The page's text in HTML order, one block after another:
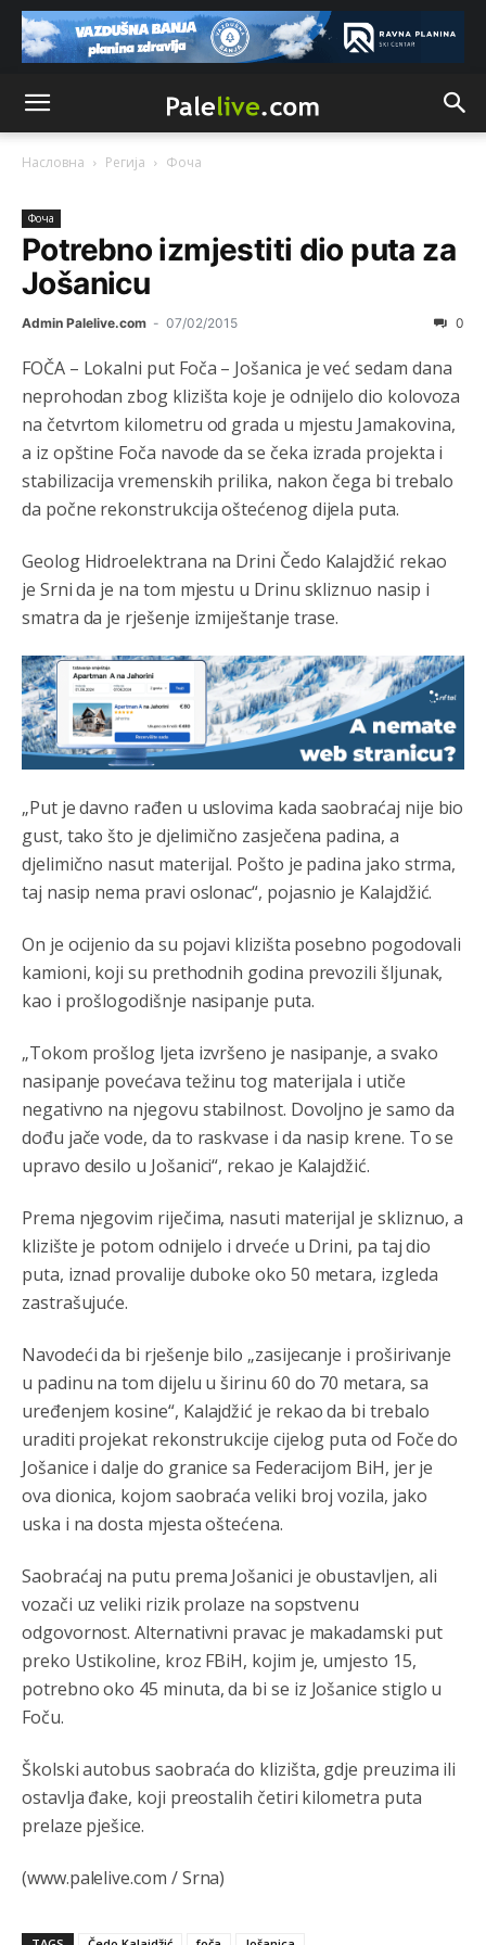
Насловна Регија Фоча
Фоча
Potrebno izmjestiti dio puta za
Jošanicu
Admin Palelive.com - 07/02/2015 0
FOČA – Lokalni put Foča – Jošanica je već sedam dana
neprohodan zbog klizišta koje je odnijelo dio kolovoza
na četvrtom kilometru od grada u mjestu Jamakovina,
a iz opštine Foča navode da se čeka izrada projekta i
stabilizacija vremenskih prilika, nakon čega bi trebalo
da počne rekonstrukcija oštećenog dijela puta.
Geolog Hidroelektrana na Drini Čedo Kalajdžić rekao
je Srni da je na tom mjestu u Drinu skliznuo nasip i
smatra da je rješenje izmiještanje trase.
„Put je davno rađen u uslovima kada saobraćaj nije bio
gust, tako što je djelimično zasječena padina, a
djelimično nasut materijal. Pošto je padina jako strma,
taj nasip nema pravi oslonac“, pojasnio je Kalajdžić.
On je ocijenio da su pojavi klizišta posebno pogodovali
kamioni, koji su prethodnih godina prevozili šljunak,
kao i prošlogodišnje nasipanje puta.
„Tokom prošlog ljeta izvršeno je nasipanje, a svako
nasipanje povećava težinu tog materijala i utiče
negativno na njegovu stabilnost. Dovoljno je samo da
dođu jače vode, da to raskvase i da nasip krene. To se
upravo desilo u Jošanici“, rekao je Kalajdžić.
Prema njegovim riječima, nasuti materijal je skliznuo, a
klizište je potom odnijelo i drveće u Drini, pa taj dio
puta, iznad provalije duboke oko 50 metara, izgleda
zastrašujuće.
Navodeći da bi rješenje bilo „zasijecanje i proširivanje
u padinu na tom dijelu u širinu 60 do 70 metara, sa
uređenjem kosine“, Kalajdžić je rekao da bi trebalo
uraditi projekat rekonstrukcije cijelog puta od Foče do
Jošanice i dalje do granice sa Federacijom BiH, jer je
ova dionica, kojom saobraća veliki broj vozila, jako
uska i na dosta mjesta oštećena.
Saobraćaj na putu prema Jošanici je obustavljen, ali
vozači uz veliki rizik prolaze na sopstvenu
odgovornost. Alternativni pravac je makadamski put
preko Ustikoline, kroz FBiH, kojim je, umjesto 15,
potrebno oko 45 minuta, da bi se iz Jošanice stiglo u
Foču.
Školski autobus saobraća do klizišta, gdje preuzima ili
ostavlja đake, koji preostalih četiri kilometra puta
prelaze pješice.
(www.palelive.com / Srna)
Анонимно2806552 8/6/2026 5:39
nije mujo turcin, mujo ue bendasr
Анонимно2806721 8/6/2026 6:37
Možete sebi umisliti da je i Kosovo dio Srbije al
nije...probajte ući bezpasosa.Tako rs.Umislili ste da
Анонимно2806773 8/6/2026 6:56
АМЕРИКАНЦИ ДО КРАЈА ГОДИНЕ ОДЛАЗЕ СА
КОСОВА
Затвара се и база Бондстил, у којој је лета 1999.
године било чак 7.000 војника.
Косово више није у моди, Амери се селе у Иран.
Анонимно2806773 8/6/2026 7:05
Војска Србије се враћа на Косово и Метохију.
Promjeni dilera
Анонимно2807323 8/6/2026 9:51
Vise je Republika SRPSKA drzava nego Kosovo. Sa
niko sa 23 posto federacije to ne moze u Republici
Srpskoj. Zato zivjela REPUBLIKA SRPSKA
Анонимно2807441 8/6/2026 10:21
муслимански екстремиста,шта он има са тзв Косовом?
Анонимно2807447 8/6/2026 10:21
Откуд онолико увече арапа по Палама са комплет
Анонимно2807441 8/6/2026
накотило се
Анонимно2807447 8/6/2026
10:24
Техеран и нинџе по Палама
Анонимно2806721 8/6/2026
11:21
Kosovo je država a manji BH entitet pokrajina.Što se tiče
arapa po Palama i Jahorini,ostavljaju vam pare a vi se
smeškate .Da ne bi možda da vam šalju poštom a da ne
БиХ није гласала да је тзв.Косово држава. Лупаш ко к у